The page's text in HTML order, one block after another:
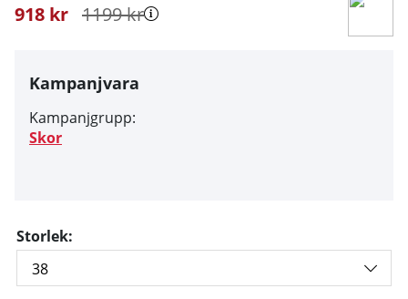
1199kr
918 kr
Kampanjvara
Kampanjgrupp:
Skor
Storlek: